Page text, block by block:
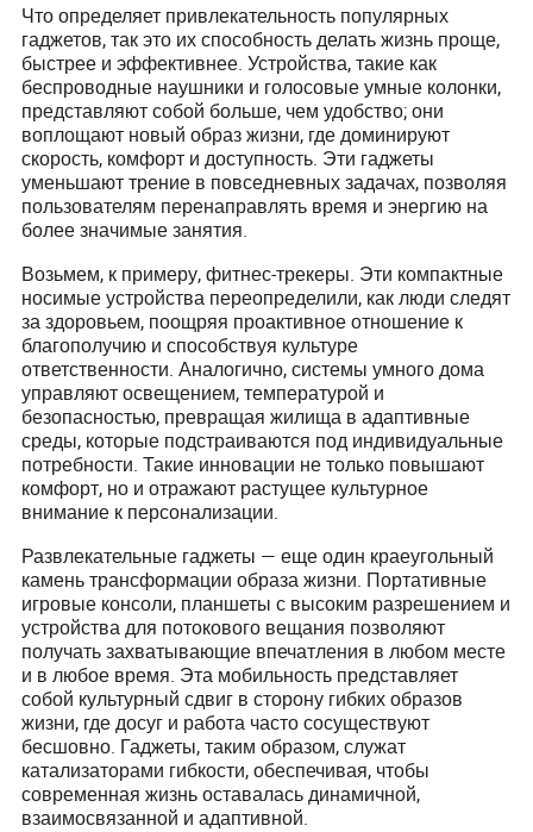
Что определяет привлекательность популярных
гаджетов, так это их способность делать жизнь проще,
быстрее и эффективнее. Устройства, такие как
беспроводные наушники и голосовые умные колонки,
представляют собой больше, чем удобство; они
воплощают новый образ жизни, где доминируют
скорость, комфорт и доступность. Эти гаджеты
уменьшают трение в повседневных задачах, позволяя
пользователям перенаправлять время и энергию на
более значимые занятия.
Возьмем, к примеру, фитнес-трекеры. Эти компактные
носимые устройства переопределили, как люди следят
за здоровьем, поощряя проактивное отношение к
благополучию и способствуя культуре
ответственности. Аналогично, системы умного дома
управляют освещением, температурой и
безопасностью, превращая жилища в адаптивные
среды, которые подстраиваются под индивидуальные
потребности. Такие инновации не только повышают
комфорт, но и отражают растущее культурное
внимание к персонализации.
Развлекательные гаджеты — еще один краеугольный
камень трансформации образа жизни. Портативные
игровые консоли, планшеты с высоким разрешением и
устройства для потокового вещания позволяют
получать захватывающие впечатления в любом месте
и в любое время. Эта мобильность представляет
собой культурный сдвиг в сторону гибких образов
жизни, где досуг и работа часто сосуществуют
бесшовно. Гаджеты, таким образом, служат
катализаторами гибкости, обеспечивая, чтобы
современная жизнь оставалась динамичной,
взаимосвязанной и адаптивной.